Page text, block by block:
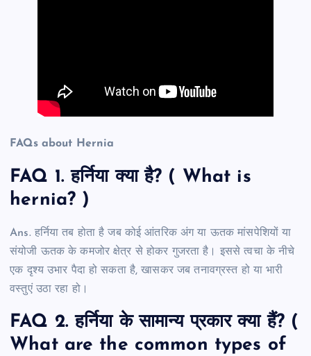
FAQs about Hernia
FAQ 1. हर्निया क्या है? ( What is
hernia? )
Ans. हर्निया तब होता है जब कोई आंतरिक अंग या ऊतक मांसपेशियों या
संयोजी ऊतक के कमजोर क्षेत्र से होकर गुजरता है। इससे त्वचा के नीचे
एक दृश्य उभार पैदा हो सकता है, खासकर जब तनावग्रस्त हो या भारी
वस्तुएं उठा रहा हो।
FAQ 2. हर्निया के सामान्य प्रकार क्या हैं? (
What are the common types of